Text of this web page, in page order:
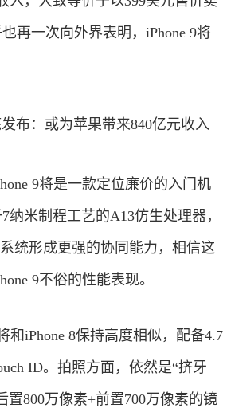
再一次向外界表明，iPhone 9将
9将是一款定位廉价的入门机
纳米制程工艺的A13仿生处理器，
统形成更强的协同能力，相信这
9不俗的性能表现。
和iPhone 8保持高度相似，配备4.7
ID。拍照方面，依然是“挤牙
置800万像素+前置700万像素的镜